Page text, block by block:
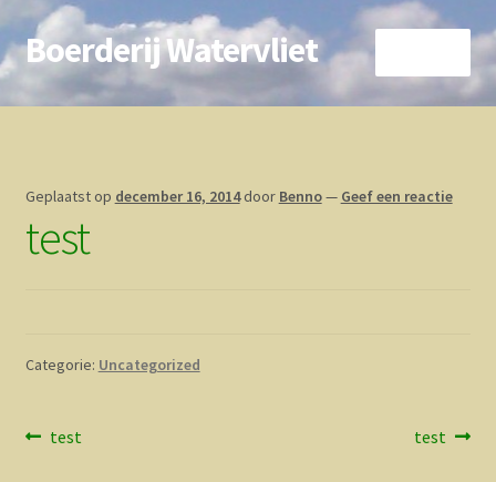
Ga
door
Ga
direct
Boerderij Watervliet
Home
Biokoe
Geplaatst op december 16, 2014 door Benno— Geef een reactie
test
Categorie: Uncategorized
Bericht
Vorig
test
Volgend
test